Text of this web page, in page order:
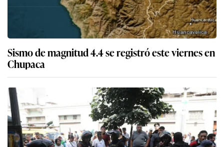
Sismo de magnitud 4.4 se registró este viernes en
Chupaca